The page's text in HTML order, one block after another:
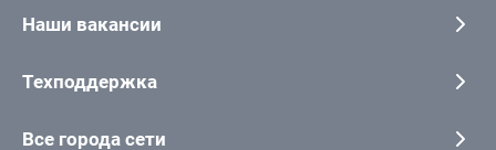
Наши вакансии
Техподдержка
Все города сети